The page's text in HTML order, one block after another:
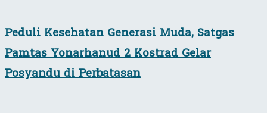
Peduli Kesehatan Generasi Muda, Satgas
Pamtas Yonarhanud 2 Kostrad Gelar
Posyandu di Perbatasan